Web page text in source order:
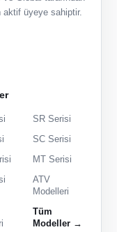
aktif üyeye sahiptir.
SR Serisi
SC Serisi
MT Serisi
ATV
Modelleri
Tüm
Modeller →